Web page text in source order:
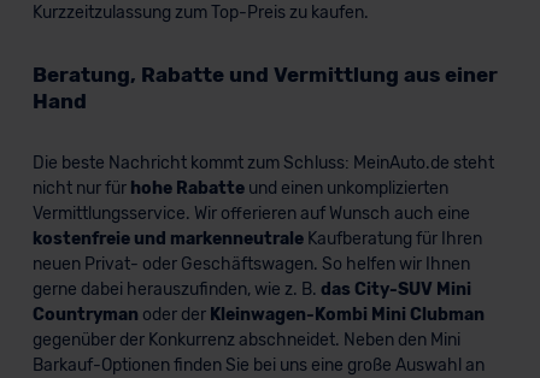
Kurzzeitzulassung zum Top-Preis zu kaufen.
Beratung, Rabatte und Vermittlung aus einer
Hand
Die beste Nachricht kommt zum Schluss: MeinAuto.de steht
nicht nur für hohe Rabatteund einen unkomplizierten
Vermittlungsservice. Wir offerieren auf Wunsch auch eine
kostenfreie und markenneutraleKaufberatung für Ihren
neuen Privat- oder Geschäftswagen. So helfen wir Ihnen
gerne dabei herauszufinden, wie z. B. das City-SUV Mini
Countryman oder der Kleinwagen-Kombi Mini Clubman
gegenüber der Konkurrenz abschneidet. Neben den Mini
Barkauf-Optionen finden Sie bei uns eine große Auswahl an